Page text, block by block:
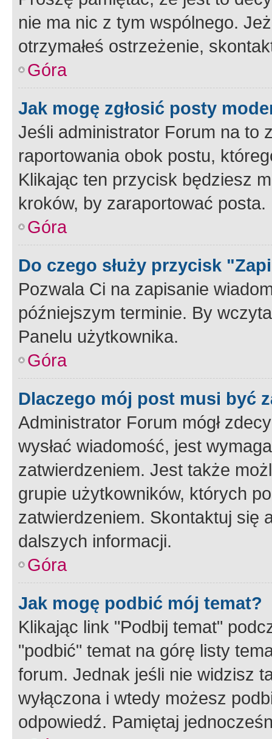
nie ma nic z tym wspólnego.
otrzymałeś ostrzeżenie,
Góra
Jak mogę zgłosić posty
Jeśli administrator Forum na to
raportowania obok postu,
Klikając ten przycisk będziesz
kroków, by zaraportować posta.
Góra
Do czego służy przycisk
Pozwala Ci na zapisanie
późniejszym terminie. By
Panelu użytkownika.
Góra
Dlaczego mój post musi być
Administrator Forum mógł
wysłać wiadomość, jest
zatwierdzeniem. Jest także
grupie użytkowników, których
zatwierdzeniem. Skontaktuj się
dalszych informacji.
Góra
Jak mogę podbić mój temat?
Klikając link "Podbij temat"
"podbić" temat na górę listy
forum. Jednak jeśli nie widzisz
wyłączona i wtedy możesz
odpowiedź. Pamiętaj